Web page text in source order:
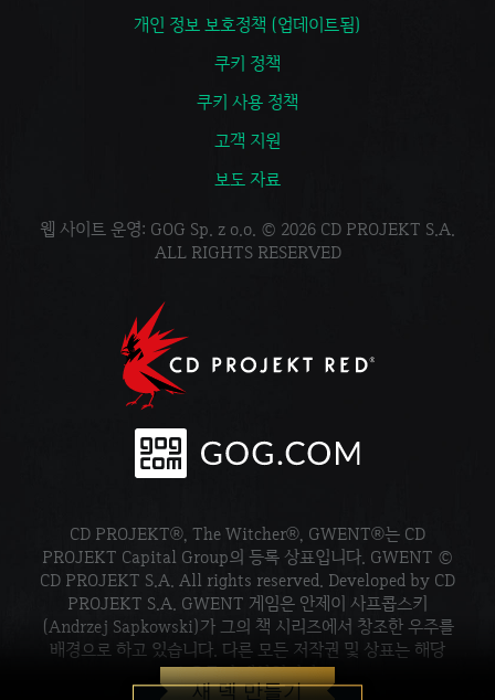
새 덱 만들기
개인 정보 보호정책 (업데이트됨)
쿠키 정책
쿠키 사용 정책
고객 지원
보도 자료
웹 사이트 운영: GOG Sp. z o.o. © 2026 CD PROJEKT S.A.
ALL RIGHTS RESERVED
CD PROJEKT®, The Witcher®, GWENT®는 CD
PROJEKT Capital Group의 등록 상표입니다. GWENT ©
CD PROJEKT S.A. All rights reserved. Developed by CD
PROJEKT S.A. GWENT 게임은 안제이 사프콥스키
(Andrzej Sapkowski)가 그의 책 시리즈에서 창조한 우주를
배경으로 하고 있습니다. 다른 모든 저작권 및 상표는 해당
소유주의 재산입니다.